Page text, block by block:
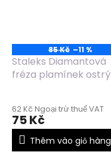
85 Kč –11 %
Staleks Diamantová
fréza plamínek ostrý
62 Kč Ngoại trừ thuế VAT
75 Kč
Thêm vào giỏ hàng